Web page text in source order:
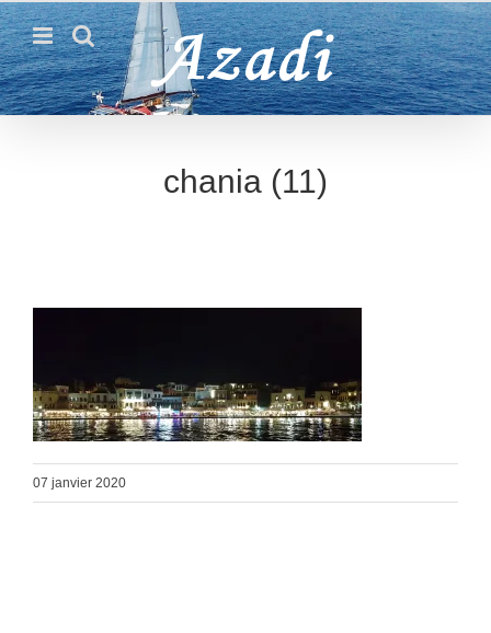
Passer
au
contenu
chania (11)
07 janvier 2020